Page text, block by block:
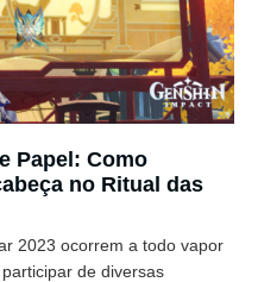
Papel: Como
no Ritual das
2023 ocorrem a todo vapor
de diversas